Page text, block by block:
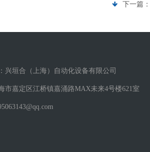
下一篇：
兴垣合（上海）自动化设备有限公司
市嘉定区江桥镇嘉涌路MAX未来4号楼621室